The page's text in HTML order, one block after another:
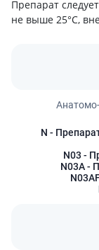
Препарат
не выше 25°C,
N -
N03 -
N03A-